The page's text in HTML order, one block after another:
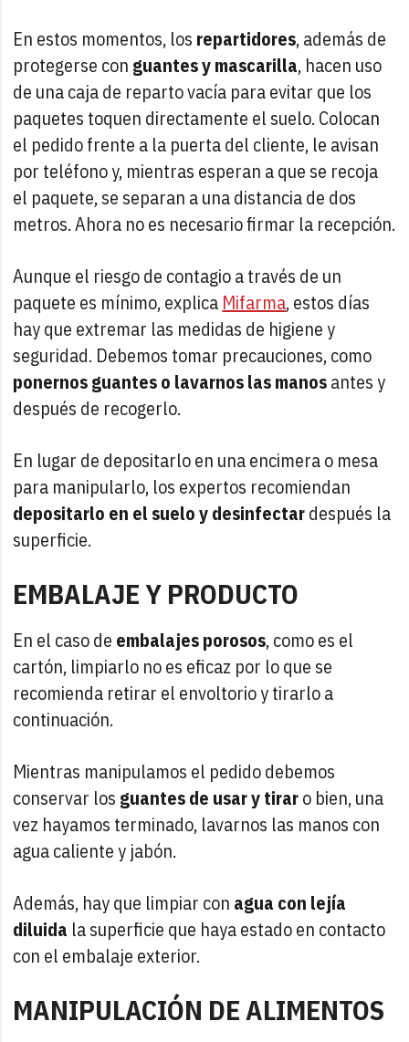
En estos momentos, los repartidores, además de
protegerse con guantes y mascarilla, hacen uso
de una caja de reparto vacía para evitar que los
paquetes toquen directamente el suelo. Colocan
el pedido frente a la puerta del cliente, le avisan
por teléfono y, mientras esperan a que se recoja
el paquete, se separan a una distancia de dos
metros. Ahora no es necesario firmar la recepción.
Aunque el riesgo de contagio a través de un
paquete es mínimo, explica Mifarma, estos días
hay que extremar las medidas de higiene y
seguridad. Debemos tomar precauciones, como
ponernos guantes o lavarnos las manosantes y
después de recogerlo.
En lugar de depositarlo en una encimera o mesa
para manipularlo, los expertos recomiendan
depositarlo en el suelo y desinfectardespués la
superficie.
EMBALAJE Y PRODUCTO
En el caso de embalajes porosos, como es el
cartón, limpiarlo no es eficaz por lo que se
recomienda retirar el envoltorio y tirarlo a
continuación.
Mientras manipulamos el pedido debemos
conservar los guantes de usar y tiraro bien, una
vez hayamos terminado, lavarnos las manos con
agua caliente y jabón.
Además, hay que limpiar con agua con lejía
diluida la superficie que haya estado en contacto
con el embalaje exterior.
MANIPULACIÓN DE ALIMENTOS